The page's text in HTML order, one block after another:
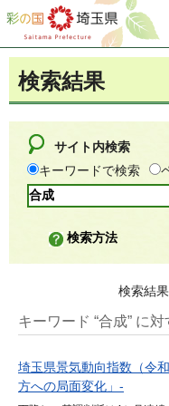
彩の国 埼玉県
検索結果
サイト内検索
キーワードで検索
検索方法
検索結
キーワード “合成” に
埼玉県景気動向指数（令
方への局面変化」-